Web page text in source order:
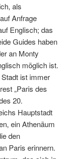
als
Anfrage
Englisch; das
Guides haben
an Monty
möglich ist.
ist immer
„Paris des
20.
Hauptstadt
ein Athenäum
den
Paris erinnern.